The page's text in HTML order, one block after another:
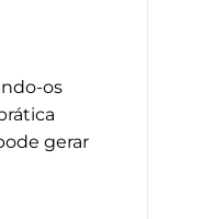
os
gerar